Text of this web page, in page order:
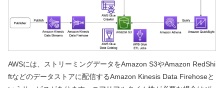
AWSには、ストリーミングデータをAmazon S3やAmazon RedShi
ftなどのデータストアに配信するAmazon Kinesis Data Firehoseと